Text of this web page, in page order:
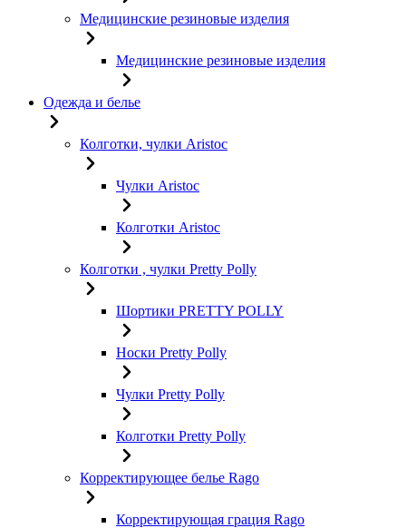
Медицинские резиновые изделия
Медицинские резиновые изделия
Одежда и белье
Колготки, чулки Aristoc
Чулки Aristoc
Колготки Aristoc
Колготки , чулки Pretty Polly
Шортики PRETTY POLLY
Носки Pretty Polly
Чулки Pretty Polly
Колготки Pretty Polly
Корректирующее белье Rago
Корректирующая грация Rago